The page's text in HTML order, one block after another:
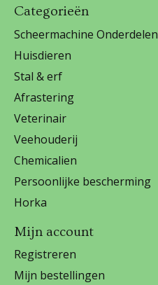
Categorieën
Scheermachine Onderdelen
Huisdieren
Stal & erf
Afrastering
Veterinair
Veehouderij
Chemicalien
Persoonlijke bescherming
Horka
Mijn account
Registreren
Mijn bestellingen